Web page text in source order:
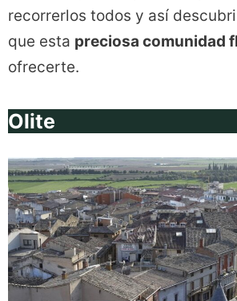
recorrerlos todos y así
que esta preciosa comunidad
ofrecerte.
Olite